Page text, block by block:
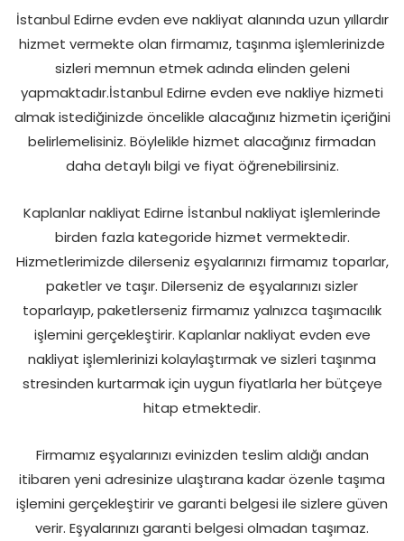
İstanbul Edirne evden eve nakliyat alanında uzun yıllardır
hizmet vermekte olan firmamız, taşınma işlemlerinizde
sizleri memnun etmek adında elinden geleni
yapmaktadır.İstanbul Edirne evden eve nakliye hizmeti
almak istediğinizde öncelikle alacağınız hizmetin içeriğini
belirlemelisiniz. Böylelikle hizmet alacağınız firmadan
daha detaylı bilgi ve fiyat öğrenebilirsiniz.
Kaplanlar nakliyat Edirne İstanbul nakliyat işlemlerinde
birden fazla kategoride hizmet vermektedir.
Hizmetlerimizde dilerseniz eşyalarınızı firmamız toparlar,
paketler ve taşır. Dilerseniz de eşyalarınızı sizler
toparlayıp, paketlerseniz firmamız yalnızca taşımacılık
işlemini gerçekleştirir. Kaplanlar nakliyat evden eve
nakliyat işlemlerinizi kolaylaştırmak ve sizleri taşınma
stresinden kurtarmak için uygun fiyatlarla her bütçeye
hitap etmektedir.
Firmamız eşyalarınızı evinizden teslim aldığı andan
itibaren yeni adresinize ulaştırana kadar özenle taşıma
işlemini gerçekleştirir ve garanti belgesi ile sizlere güven
verir. Eşyalarınızı garanti belgesi olmadan taşımaz.